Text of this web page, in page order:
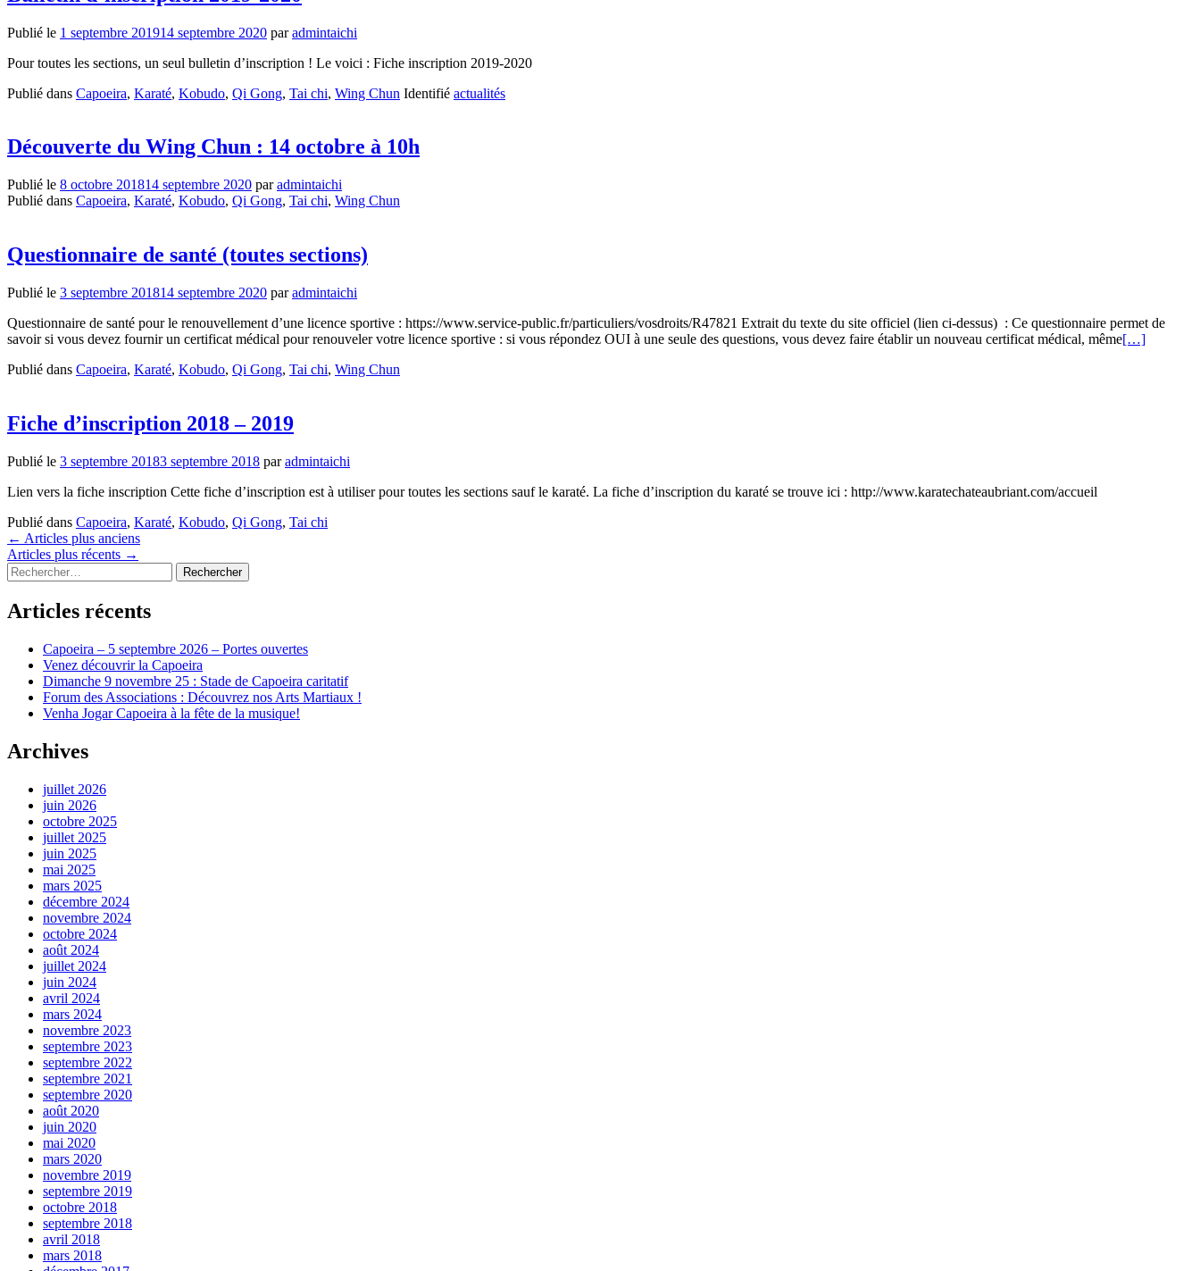
Publié le 1 septembre 201914 septembre 2020 paradmintaichi
Pour toutes les sections, un seul bulletin d’inscription ! Le voici : Fiche inscription 2019-2020
Publié dans Capoeira, Karaté, Kobudo, Qi Gong, Tai chi, Wing Chun Identifié actualités
Découverte du Wing Chun : 14 octobre à 10h
Publié le 8 octobre 201814 septembre 2020 paradmintaichi
Publié dans Capoeira, Karaté, Kobudo, Qi Gong, Tai chi, Wing Chun
Questionnaire de santé (toutes sections)
Publié le 3 septembre 201814 septembre 2020 paradmintaichi
Questionnaire de santé pour le renouvellement d’une licence sportive : https://www.service-public.fr/particuliers/vosdroits/R47821 Extrait du texte du site officiel (lien ci-dessus) : Ce questionnaire permet de
savoir si vous devez fournir un certificat médical pour renouveler votre licence sportive : si vous répondez OUI à une seule des questions, vous devez faire établir un nouveau certificat médical, même[…]
Publié dans Capoeira, Karaté, Kobudo, Qi Gong, Tai chi, Wing Chun
Fiche d’inscription 2018 – 2019
Publié le 3 septembre 20183 septembre 2018 paradmintaichi
Lien vers la fiche inscription Cette fiche d’inscription est à utiliser pour toutes les sections sauf le karaté. La fiche d’inscription du karaté se trouve ici : http://www.karatechateaubriant.com/accueil
Publié dans Capoeira, Karaté, Kobudo, Qi Gong, Tai chi
Navigation
des
articles
← Articles plus anciens
Articles plus récents →
Rechercher :
Articles récents
Capoeira – 5 septembre 2026 – Portes ouvertes
Venez découvrir la Capoeira
Dimanche 9 novembre 25 : Stade de Capoeira caritatif
Forum des Associations : Découvrez nos Arts Martiaux !
Venha Jogar Capoeira à la fête de la musique!
Archives
juillet 2026
juin 2026
octobre 2025
juillet 2025
juin 2025
mai 2025
mars 2025
décembre 2024
novembre 2024
octobre 2024
août 2024
juillet 2024
juin 2024
avril 2024
mars 2024
novembre 2023
septembre 2023
septembre 2022
septembre 2021
septembre 2020
août 2020
juin 2020
mai 2020
mars 2020
novembre 2019
septembre 2019
octobre 2018
septembre 2018
avril 2018
mars 2018